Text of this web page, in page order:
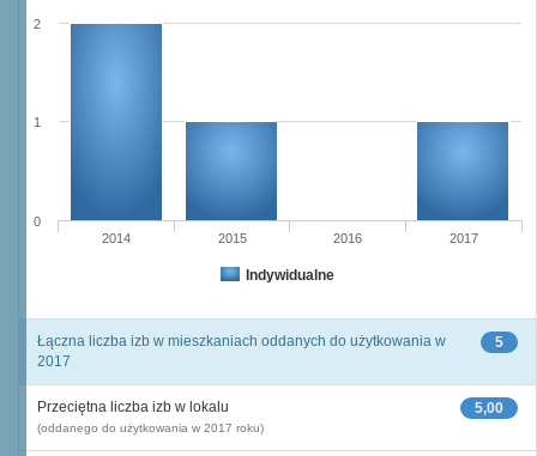
Indywidualne
2014 2015 2016 2017
0
1
2
5
Łączna liczba izb w mieszkaniach oddanych do użytkowania w
2017
5,00
Przeciętna liczba izb w lokalu
(oddanego do użytkowania w 2017 roku)